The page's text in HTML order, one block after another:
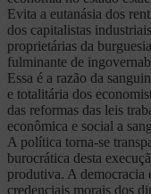
Evita a eutanásia dos
dos capitalistas
proprietárias da
fulminante de
Essa é a razão da
e totalitária dos
das reformas das leis
econômica e social a
A política torna-se
burocrática desta
produtiva. A democracia
credenciais morais dos